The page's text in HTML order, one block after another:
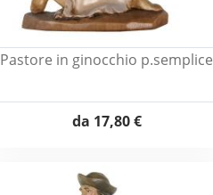
Pastore in ginocchio p.semplice
da 17,80 €